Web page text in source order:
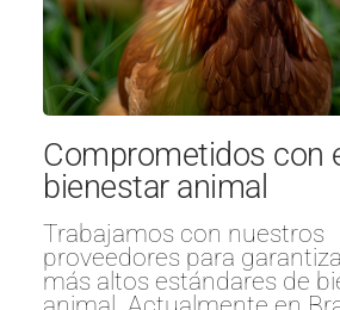
Comprometidos con
bienestar animal
Trabajamos con nuestros
proveedores para
más altos estándares de